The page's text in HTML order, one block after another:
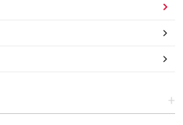
+